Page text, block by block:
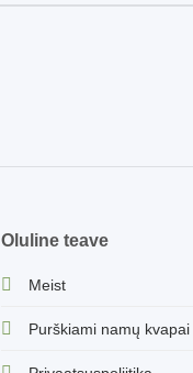
Oluline teave
Meist
Purškiami namų kvapai